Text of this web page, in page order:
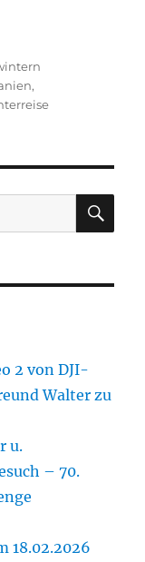
,
2 von DJI-
Walter zu
u.
– 70.
18.02.2026